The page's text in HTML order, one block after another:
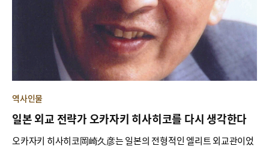
역사인물
일본 외교 전략가 오카자키 히사히코를 다시 생각한다
오카자키 히사히코岡崎久彦는 일본의 전형적인 엘리트 외교관이었